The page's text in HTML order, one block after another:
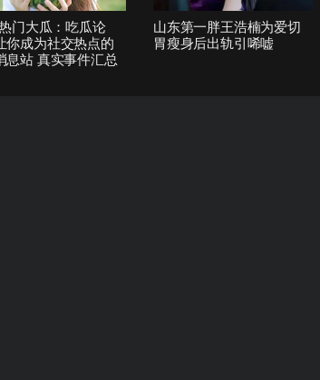
门大瓜：吃瓜论
你成为社交热点的
息站 真实事件汇总
山东第一胖王浩楠为爱切
胃瘦身后出轨引唏嘘